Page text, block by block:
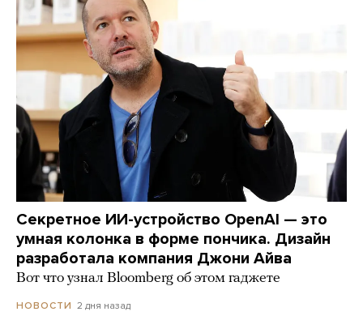
Секретное ИИ-устройство OpenAI — это
умная колонка в форме пончика. Дизайн
разработала компания Джони Айва
Вот что узнал Bloomberg об этом гаджете
НОВОСТИ 2 дня назад